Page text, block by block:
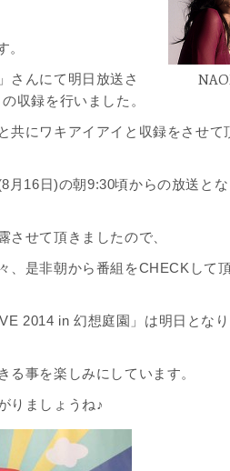
。
さんにて明日放送さ
収録を行いました。
共にワキアイアイと収録をさせて
月16日)の朝9:30頃からの放送と
させて頂きましたので、
、是非朝から番組をCHECKして
2014 in 幻想庭園」は明日とな
る事を楽しみにしています。
りましょうね♪